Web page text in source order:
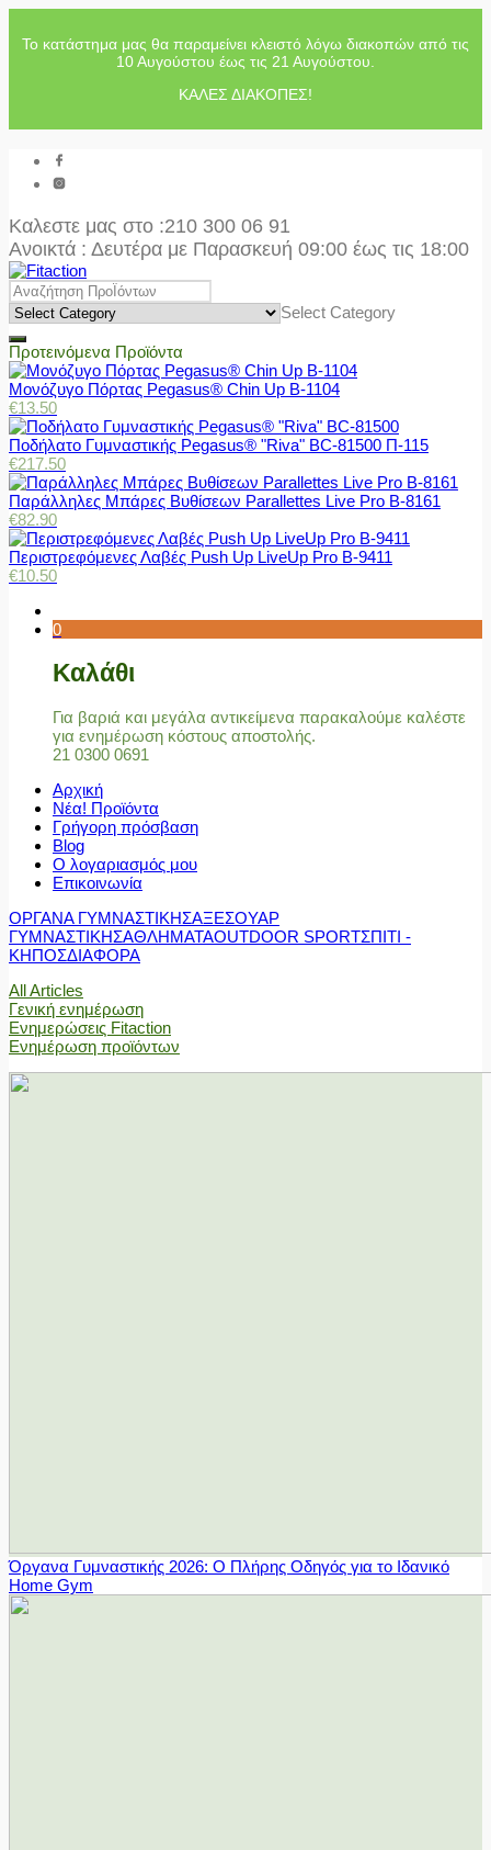
Το κατάστημα μας θα παραμείνει κλειστό λόγω διακοπών από τις
10 Αυγούστου έως τις 21 Αυγούστου.
ΚΑΛΕΣ ΔΙΑΚΟΠΕΣ!
Καλεστε μας στο :210 300 06 91
Ανοικτά : Δευτέρα με Παρασκευή 09:00 έως τις 18:00
Select Category
Προτεινόμενα Προϊόντα
Μονόζυγο Πόρτας Pegasus® Chin Up Β-1104
€13.50
Ποδήλατο Γυμναστικής Pegasus® "Riva" BC-81500 Π-115
€217.50
Παράλληλες Μπάρες Βυθίσεων Parallettes Live Pro Β-8161
€82.90
Περιστρεφόμενες Λαβές Push Up LiveUp Pro Β-9411
€10.50
0
Καλάθι
Για βαριά και μεγάλα αντικείμενα παρακαλούμε καλέστε
για ενημέρωση κόστους αποστολής.
21 0300 0691
Αρχική
Νέα! Προϊόντα
Γρήγορη πρόσβαση
Blog
Ο λογαριασμός μου
Επικοινωνία
ΟΡΓΑΝΑ ΓΥΜΝΑΣΤΙΚΗΣΑΞΕΣΟΥΑΡ
ΓΥΜΝΑΣΤΙΚΗΣΑΘΛΗΜΑΤΑOUTDOOR SPORTΣΠΙΤΙ -
ΚΗΠΟΣΔΙΑΦΟΡΑ
All Articles
Γενική ενημέρωση
Ενημερώσεις Fitaction
Ενημέρωση προϊόντων
Όργανα Γυμναστικής 2026: Ο Πλήρης Οδηγός για το Ιδανικό
Home Gym